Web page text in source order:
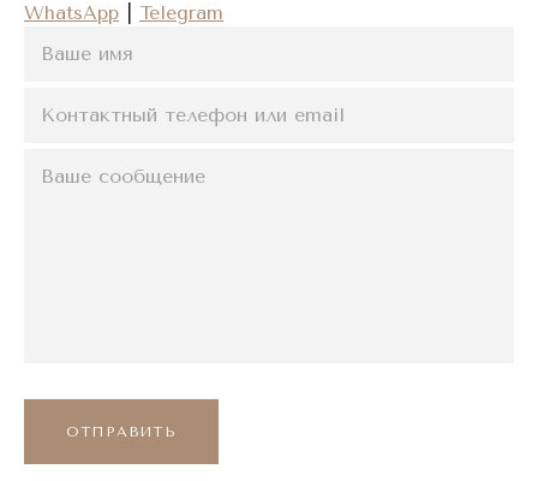
WhatsApp Telegram
ОТПРАВИТЬ